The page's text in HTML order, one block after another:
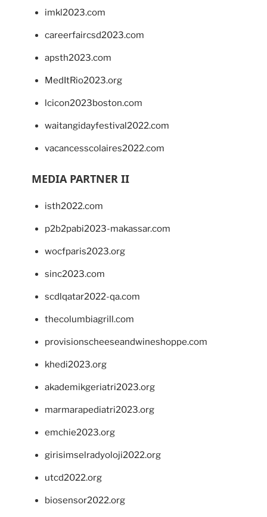
imkl2023.com
careerfaircsd2023.com
apsth2023.com
MedItRio2023.org
lcicon2023boston.com
waitangidayfestival2022.com
vacancesscolaires2022.com
MEDIA PARTNER II
isth2022.com
p2b2pabi2023-makassar.com
wocfparis2023.org
sinc2023.com
scdlqatar2022-qa.com
thecolumbiagrill.com
provisionscheeseandwineshoppe.com
khedi2023.org
akademikgeriatri2023.org
marmarapediatri2023.org
emchie2023.org
girisimselradyoloji2022.org
utcd2022.org
biosensor2022.org